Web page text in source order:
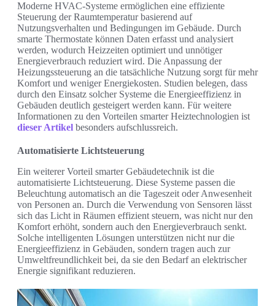
Moderne HVAC-Systeme ermöglichen eine effiziente
Steuerung der Raumtemperatur basierend auf
Nutzungsverhalten und Bedingungen im Gebäude. Durch
smarte Thermostate können Daten erfasst und analysiert
werden, wodurch Heizzeiten optimiert und unnötiger
Energieverbrauch reduziert wird. Die Anpassung der
Heizungssteuerung an die tatsächliche Nutzung sorgt für mehr
Komfort und weniger Energiekosten. Studien belegen, dass
durch den Einsatz solcher Systeme die Energieeffizienz in
Gebäuden deutlich gesteigert werden kann. Für weitere
Informationen zu den Vorteilen smarter Heiztechnologien ist
dieser Artikel besonders aufschlussreich.
Automatisierte Lichtsteuerung
Ein weiterer Vorteil smarter Gebäudetechnik ist die
automatisierte Lichtsteuerung. Diese Systeme passen die
Beleuchtung automatisch an die Tageszeit oder Anwesenheit
von Personen an. Durch die Verwendung von Sensoren lässt
sich das Licht in Räumen effizient steuern, was nicht nur den
Komfort erhöht, sondern auch den Energieverbrauch senkt.
Solche intelligenten Lösungen unterstützen nicht nur die
Energieeffizienz in Gebäuden, sondern tragen auch zur
Umweltfreundlichkeit bei, da sie den Bedarf an elektrischer
Energie signifikant reduzieren.